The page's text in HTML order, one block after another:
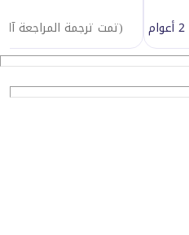
(تمت ترجمة المراجعة آليًا